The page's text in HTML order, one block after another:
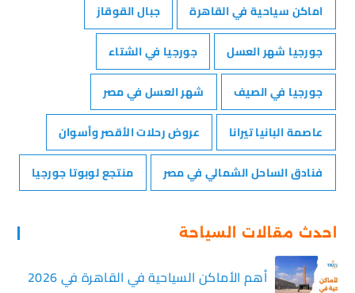
اماكن سياحية في القاهرة
جبال القوقاز
جورجيا شهر العسل
جورجيا في الشتاء
جورجيا في الصيف
شهر العسل في مصر
عاصمة البانيا تيرانا
عروض رحلات الأقصر وأسوان
فنادق الساحل الشمالي في مصر
منتجع لوبوتا جورجيا
احدث مقالات السياحة
أهم الأماكن السياحية في القاهرة في 2026